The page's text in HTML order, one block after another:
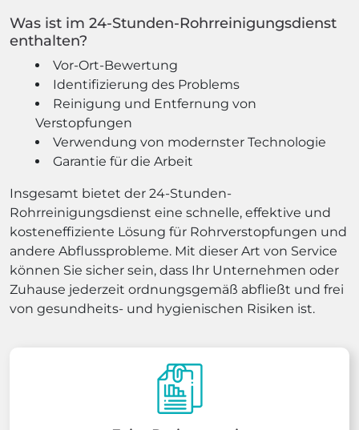
Was ist im 24-Stunden-Rohrreinigungsdienst
enthalten?
Vor-Ort-Bewertung
Identifizierung des Problems
Reinigung und Entfernung von
Verstopfungen
Verwendung von modernster Technologie
Garantie für die Arbeit
Insgesamt bietet der 24-Stunden-
Rohrreinigungsdienst eine schnelle, effektive und
kosteneffiziente Lösung für Rohrverstopfungen und
andere Abflussprobleme. Mit dieser Art von Service
können Sie sicher sein, dass Ihr Unternehmen oder
Zuhause jederzeit ordnungsgemäß abfließt und frei
von gesundheits- und hygienischen Risiken ist.